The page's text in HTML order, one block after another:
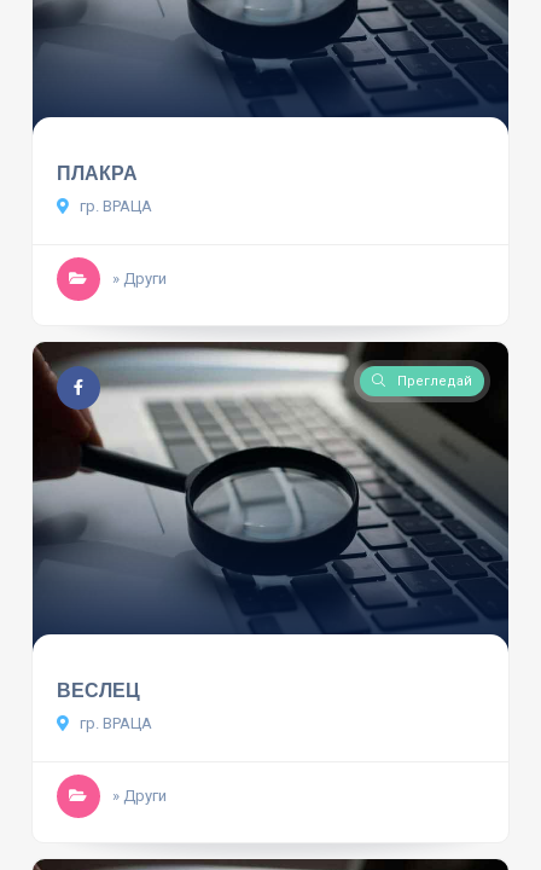
ПЛАКРА
гр. ВРАЦА
» Други
Прегледай
ВЕСЛЕЦ
гр. ВРАЦА
» Други